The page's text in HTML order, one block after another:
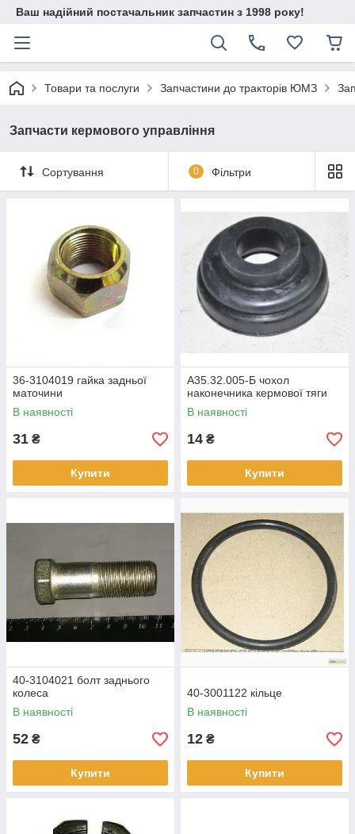
Ваш надійний постачальник запчастин з 1998 року!
Товари та послуги Запчастини до тракторів ЮМЗ
Запчасти кермового управління
Сортування 0 Фільтри
36-3104019 гайка задньої
маточини
В наявності
31 ₴
Купити
А35.32.005-Б чохол
наконечника кермової тяги
В наявності
14 ₴
Купити
40-3104021 болт заднього
колеса
В наявності
52 ₴
Купити
40-3001122 кільце
В наявності
12 ₴
Купити